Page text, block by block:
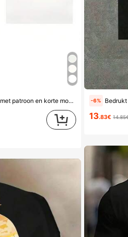
"GALLERYY DEPTT "T-shirt met patroon en korte mouwen, Y2K, witte zomertop, unisex, ronde hals, streetwear, puur katoen -6% Bedrukt patroon,
13.83€